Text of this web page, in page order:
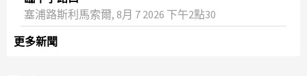
塞浦路斯利馬索爾, 8月 7 2026 下午2點30
更多新聞